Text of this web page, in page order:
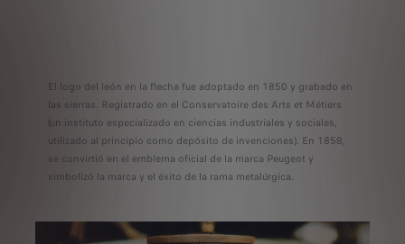
El logo del león en la flecha fue adoptado en 1850 y grabado en
las sierras. Registrado en el Conservatoire des Arts et Métiers
(un instituto especializado en ciencias industriales y sociales,
utilizado al principio como depósito de invenciones). En 1858,
se convirtió en el emblema oficial de la marca Peugeot y
simbolizó la marca y el éxito de la rama metalúrgica.